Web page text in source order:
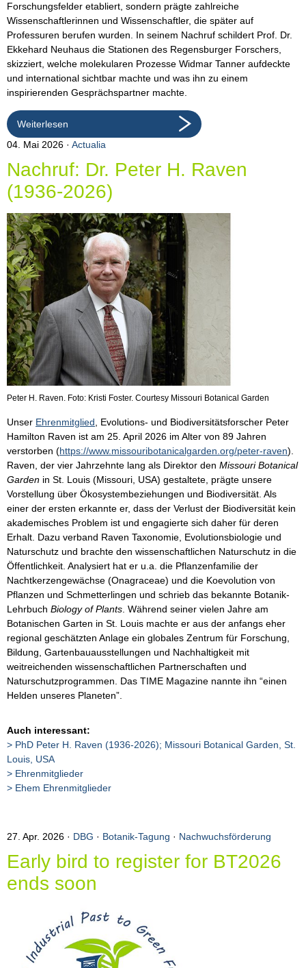
Forschungsfelder etabliert, sondern prägte zahlreiche
Wissenschaftlerinnen und Wissenschaftler, die später auf
Professuren berufen wurden. In seinem Nachruf schildert Prof. Dr.
Ekkehard Neuhaus die Stationen des Regensburger Forschers,
skizziert, welche molekularen Prozesse Widmar Tanner aufdeckte
und international sichtbar machte und was ihn zu einem
inspirierenden Gesprächspartner machte.
Weiterlesen
04. Mai 2026
Actualia
Nachruf: Dr. Peter H. Raven
(1936-2026)
Peter H. Raven. Foto: Kristi Foster. Courtesy Missouri Botanical Garden
Unser Ehrenmitglied , Evolutions- und Biodiversitätsforscher Peter
Hamilton Raven ist am 25. April 2026 im Alter von 89 Jahren
verstorben (https://www.missouribotanicalgarden.org/peter-raven).
Raven, der vier Jahrzehnte lang als Direktor den Missouri Botanical
Garden in St. Louis (Missouri, USA) gestaltete, prägte unsere
Vorstellung über Ökosystembeziehungen und Biodiversität. Als
einer der ersten erkannte er, dass der Verlust der Biodiversität kein
akademisches Problem ist und engagierte sich daher für deren
Erhalt. Dazu verband Raven Taxonomie, Evolutionsbiologie und
Naturschutz und brachte den wissenschaftlichen Naturschutz in die
Öffentlichkeit. Analysiert hat er u.a. die Pflanzenfamilie der
Nachtkerzengewächse (Onagraceae) und die Koevolution von
Pflanzen und Schmetterlingen und schrieb das bekannte Botanik-
Lehrbuch Biology of Plants . Während seiner vielen Jahre am
Botanischen Garten in St. Louis machte er aus der anfangs eher
regional geschätzten Anlage ein globales Zentrum für Forschung,
Bildung, Gartenbauausstellungen und Nachhaltigkeit mit
weitreichenden wissenschaftlichen Partnerschaften und
Naturschutzprogrammen. Das TIME Magazine nannte ihn “einen
Helden unseres Planeten”.
Auch interessant:
PhD Peter H. Raven (1936-2026); Missouri Botanical Garden, St.
Louis, USA
Ehrenmitglieder
Ehem Ehrenmitglieder
27. Apr. 2026 DBG · Botanik-Tagung · Nachwuchsförderung
Early bird to register for BT2026
ends soon